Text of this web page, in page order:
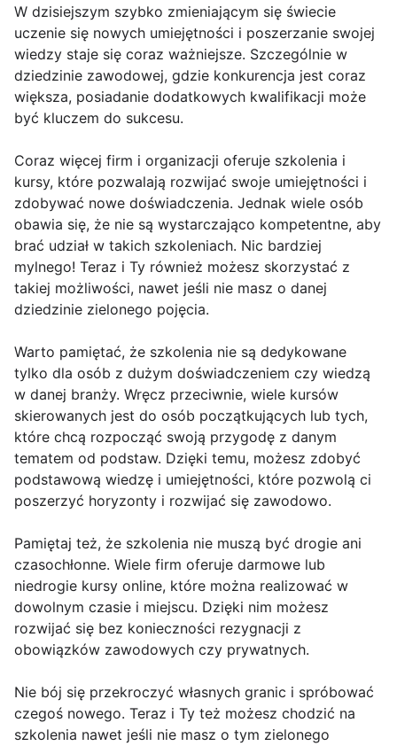
W dzisiejszym szybko zmieniającym się świecie
uczenie się nowych umiejętności i poszerzanie swojej
wiedzy staje się coraz ważniejsze. Szczególnie w
dziedzinie zawodowej, gdzie konkurencja jest coraz
większa, posiadanie dodatkowych kwalifikacji może
być kluczem do sukcesu.
Coraz więcej firm i organizacji oferuje szkolenia i
kursy, które pozwalają rozwijać swoje umiejętności i
zdobywać nowe doświadczenia. Jednak wiele osób
obawia się, że nie są wystarczająco kompetentne, aby
brać udział w takich szkoleniach. Nic bardziej
mylnego! Teraz i Ty również możesz skorzystać z
takiej możliwości, nawet jeśli nie masz o danej
dziedzinie zielonego pojęcia.
Warto pamiętać, że szkolenia nie są dedykowane
tylko dla osób z dużym doświadczeniem czy wiedzą
w danej branży. Wręcz przeciwnie, wiele kursów
skierowanych jest do osób początkujących lub tych,
które chcą rozpocząć swoją przygodę z danym
tematem od podstaw. Dzięki temu, możesz zdobyć
podstawową wiedzę i umiejętności, które pozwolą ci
poszerzyć horyzonty i rozwijać się zawodowo.
Pamiętaj też, że szkolenia nie muszą być drogie ani
czasochłonne. Wiele firm oferuje darmowe lub
niedrogie kursy online, które można realizować w
dowolnym czasie i miejscu. Dzięki nim możesz
rozwijać się bez konieczności rezygnacji z
obowiązków zawodowych czy prywatnych.
Nie bój się przekroczyć własnych granic i spróbować
czegoś nowego. Teraz i Ty też możesz chodzić na
szkolenia nawet jeśli nie masz o tym zielonego